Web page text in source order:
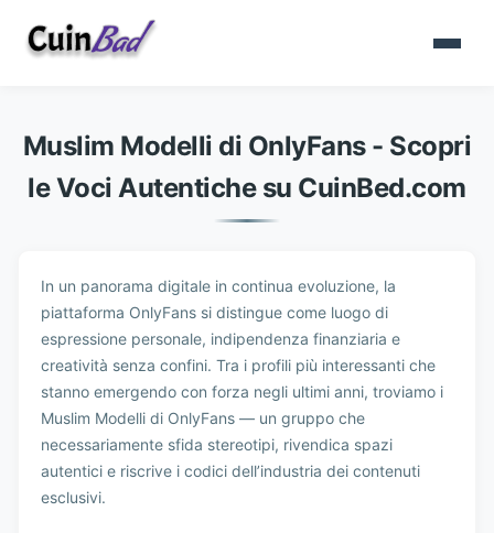
Muslim Modelli di OnlyFans - Scopri
le Voci Autentiche su CuinBed.com
In un panorama digitale in continua evoluzione, la
piattaforma OnlyFans si distingue come luogo di
espressione personale, indipendenza finanziaria e
creatività senza confini. Tra i profili più interessanti che
stanno emergendo con forza negli ultimi anni, troviamo i
Muslim Modelli di OnlyFans — un gruppo che
necessariamente sfida stereotipi, rivendica spazi
autentici e riscrive i codici dell’industria dei contenuti
esclusivi.